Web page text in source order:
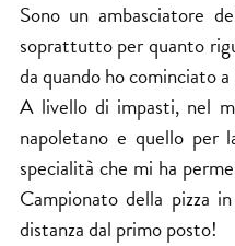
Sono un ambasciatore
soprattutto per quanto
da quando ho cominciato
A livello di impasti, nel
napoletano e quello per
specialità che mi ha
Campionato della pizza
distanza dal primo posto!